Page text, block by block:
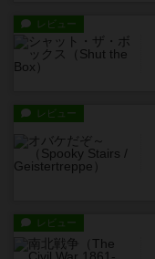
レビュー
レビュー
レビュー